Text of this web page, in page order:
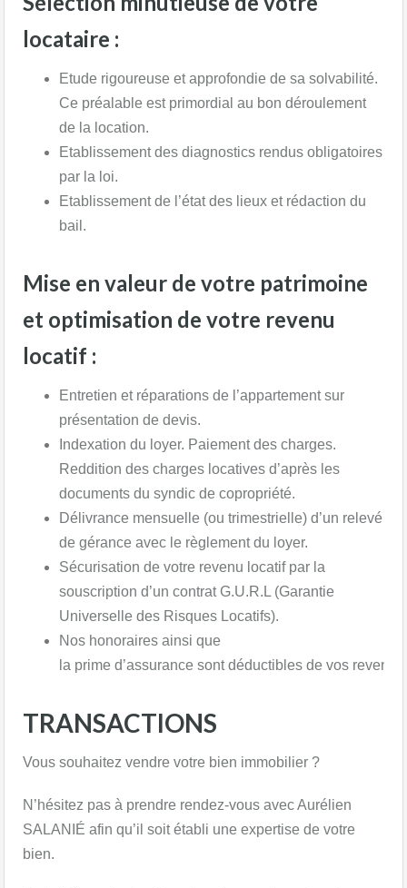
locataire :​
Etude rigoureuse et approfondie de sa solvabilité.
Ce préalable est primordial au bon déroulement
de la location. ​
Etablissement des diagnostics rendus obligatoires
par la loi.​
Etablissement de l’état des lieux et rédaction du
bail.​
Mise en valeur de votre patrimoine
et optimisation de votre revenu
locatif :
Entretien et réparations de l’appartement sur
présentation de devis.​
Indexation du loyer. Paiement des charges.
Reddition des charges locatives d’après les
documents du syndic de copropriété.
Délivrance mensuelle (ou trimestrielle) d’un relevé
de gérance avec le règlement du loyer.​
Sécurisation de votre revenu locatif par la
souscription d’un contrat G.U.R.L (Garantie
Universelle des Risques Locatifs).​
Nos honoraires ainsi que
la prime d’assurance sont déductibles de vos
TRANSACTIONS
Vous souhaitez vendre votre bien immobilier ?
N’hésitez pas à prendre rendez-vous avec Aurélien
SALANIÉ afin qu’il soit établi une expertise de votre
bien.